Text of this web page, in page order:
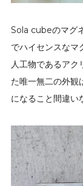
Sola cubeのマグ
でハイセンスなマ
人工物であるアク
た唯一無二の外観
になること間違い